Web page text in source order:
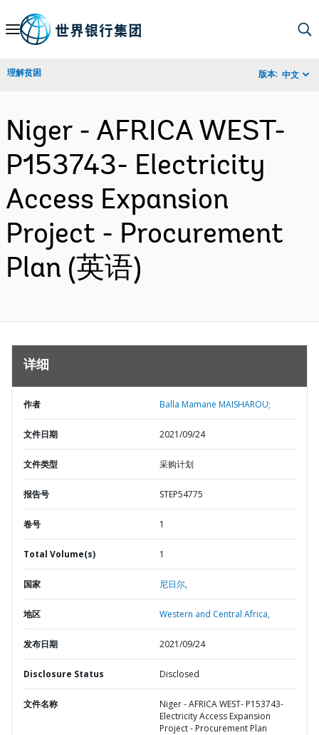
Skip
Navigation
理解贫困 版本: 中文
Niger - AFRICA WEST-
P153743- Electricity
Access Expansion
Project - Procurement
Plan (英语)
详细
作者 Balla Mamane MAISHAROU;
文件日期 2021/09/24
文件类型 采购计划
报告号 STEP54775
卷号 1
Total Volume(s) 1
国家 尼日尔,
地区 Western and Central Africa,
发布日期 2021/09/24
Disclosure Status Disclosed
文件名称
Niger - AFRICA WEST- P153743-
Electricity Access Expansion
Project - Procurement Plan